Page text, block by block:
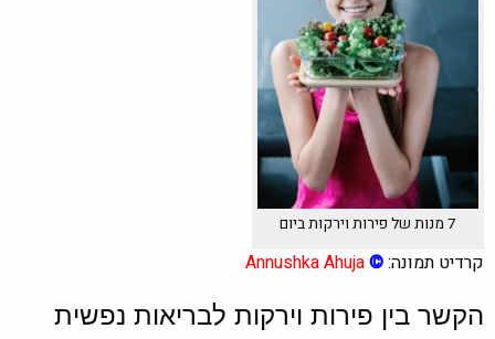
קרדיט תמונה:©
Annushka Ahuja
הקשר בין פירות וירקות לבריאות נפשית